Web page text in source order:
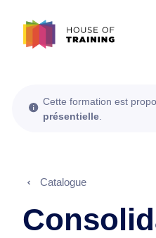
Cette formation est
présentielle
Catalogue